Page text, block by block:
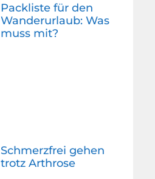
Packliste für den
Wanderurlaub: Was
muss mit?
Schmerzfrei gehen
trotz Arthrose